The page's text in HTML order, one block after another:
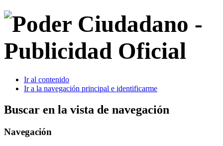
Ir al contenido
Ir a la navegación principal e identificarme
Buscar en la vista de navegación
Navegación